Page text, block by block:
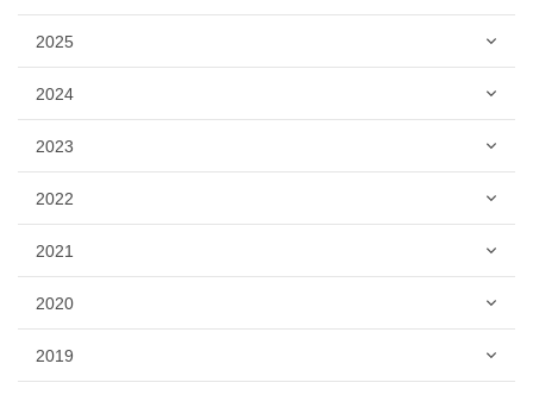
2025
2024
2023
2022
2021
2020
2019